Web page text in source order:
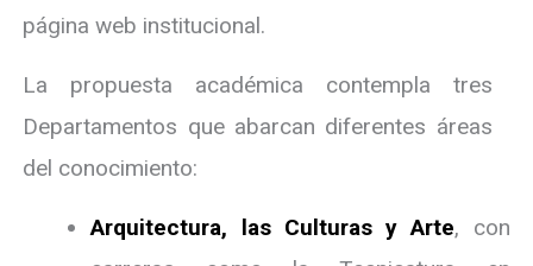
página web institucional.
La propuesta académica contempla tres
Departamentos que abarcan diferentes áreas
del conocimiento:
Arquitectura, las Culturas y Arte, con